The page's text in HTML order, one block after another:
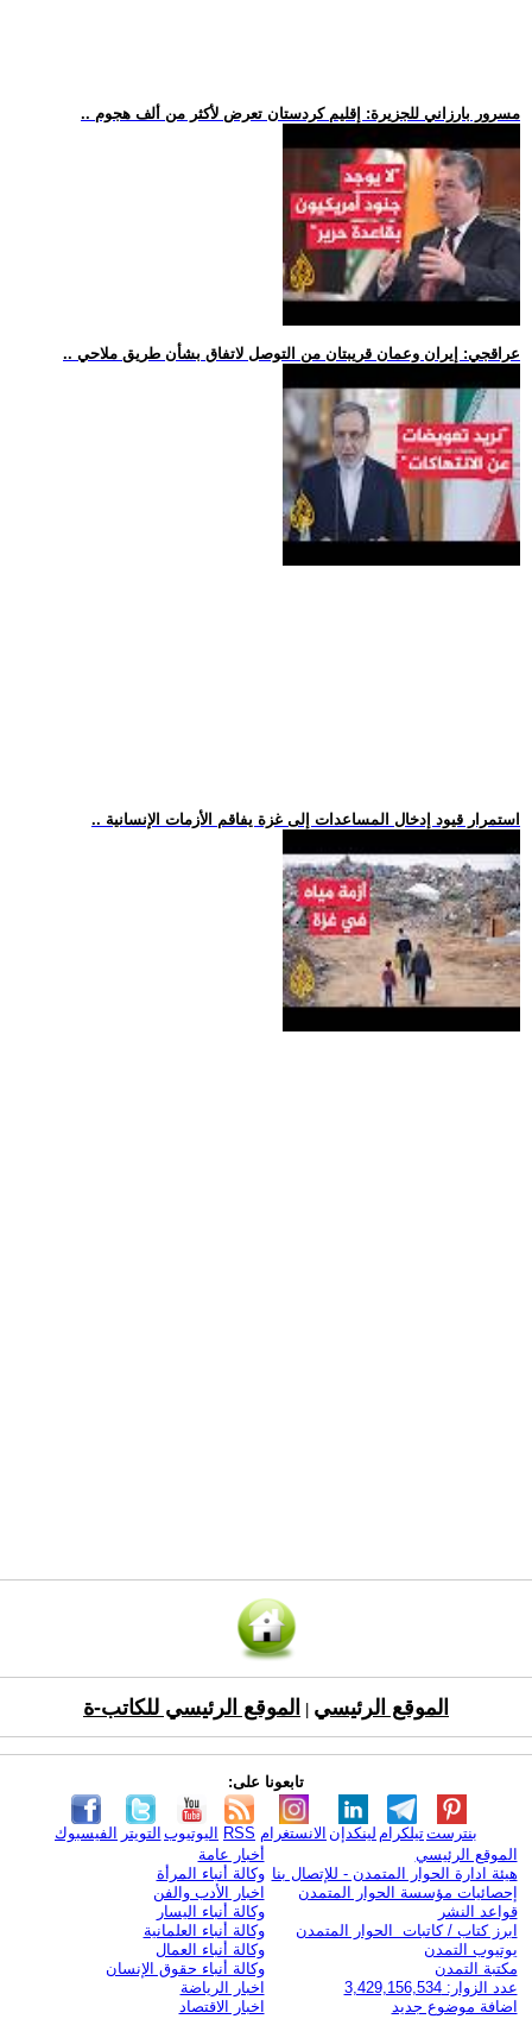
.. مسرور بارزاني للجزيرة: إقليم كردستان تعرض لأكثر من ألف هجوم
.. عراقجي: إيران وعمان قريبتان من التوصل لاتفاق بشأن طريق ملاحي
.. استمرار قيود إدخال المساعدات إلى غزة يفاقم الأزمات الإنسانية
الموقع الرئيسي الموقع الرئيسي للكاتب-ة
تابعونا على:
الفيسبوك التويتر اليوتيوب RSS الانستغرام لينكدإن تيلكرامبنترست
الموقع الرئيسي
هيئة ادارة الحوار المتمدن - للإتصال بنا
إحصائيات مؤسسة الحوار المتمدن
قواعد النشر
ابرز كتاب / كاتبات الحوار المتمدن
يوتيوب التمدن
مكتبة التمدن
عدد الزوار: 3,429,156,534
اضافة موضوع جديد
أخبار عامة
وكالة أنباء المرأة
اخبار الأدب والفن
وكالة أنباء اليسار
وكالة أنباء العلمانية
وكالة أنباء العمال
وكالة أنباء حقوق الإنسان
اخبار الرياضة
اخبار الاقتصاد